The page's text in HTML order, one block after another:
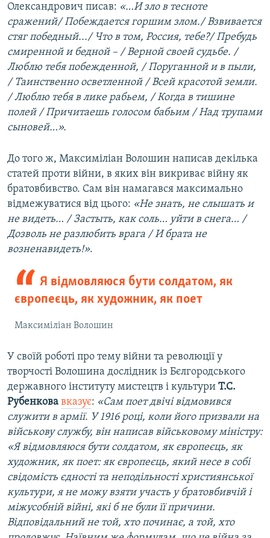
Олександрович писав: «…И зло в тесноте
сражений/ Побеждается горшим злом./ Взвивается
стяг победный.../ Что в том, Россия, тебе?/ Пребудь
смиренной и бедной – / Верной своей судьбе. /
Люблю тебя побежденной, / Поруганной и в пыли,
/ Таинственно осветленной / Всей красотой земли.
/ Люблю тебя в лике рабьем, / Когда в тишине
полей / Причитаешь голосом бабьим / Над трупами
сыновей…».
До того ж, Максиміліан Волошин написав декілька
статей проти війни, в яких він викриває війну як
братовбивство. Сам він намагався максимально
відмежуватися від цього: «Не знать, не слышать и
не видеть… / Застыть, как соль… уйти в снега… /
Дозволь не разлюбить врага / И брата не
возненавидеть!».
Я відмовляюся бути солдатом, як
європеєць, як художник, як поет
Максиміліан Волошин
У своїй роботі про тему війни та революції у
творчості Волошина дослідник із Бєлгородського
державного інституту мистецтв і культури Т.С.
Рубенкова вказує: «Сам поет двічі відмовився
служити в армії. У 1916 році, коли його призвали на
військову службу, він написав військовому міністру:
«Я відмовляюся бути солдатом, як європеєць, як
художник, як поет: як європеєць, який несе в собі
свідомість єдності та неподільності християнської
культури, я не можу взяти участь у братовбивчій і
міжусобній війні, які б не були її причини.
Відповідальний не той, хто починає, а той, хто